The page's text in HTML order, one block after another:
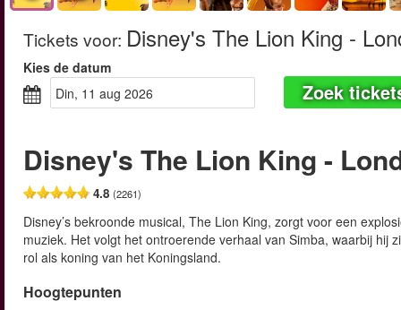
Tickets voor: Disney's The Lion King -
Kies de datum
din, 11 aug 2026
Zoek
Disney's The Lion King -
4.8 (2261)
Disney’s bekroonde musical, The Lion King, zorgt voor een
muziek. Het volgt het ontroerende verhaal van Simba, waarbij hij
rol als koning van het Koningsland.
Hoogtepunten